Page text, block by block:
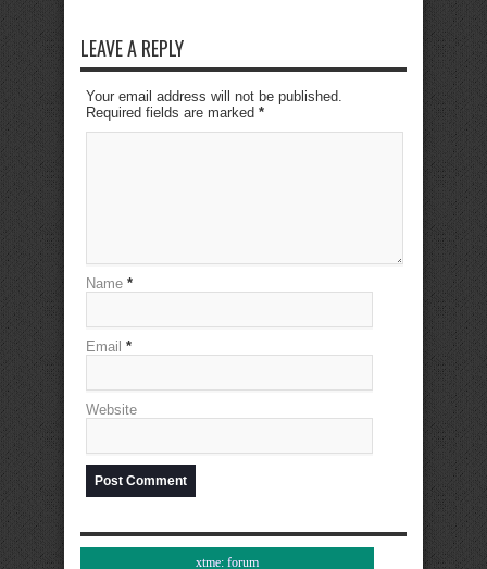
LEAVE A REPLY
Your email address will not be published.
Required fields are marked *
Name *
Email *
Website
xtme: forum